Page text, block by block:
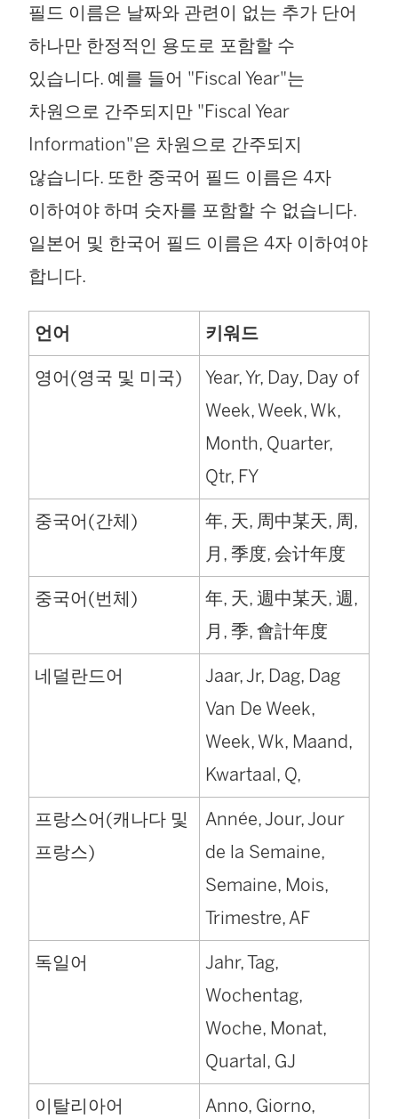
필드 이름은 날짜와 관련이 없는 추가 단어
하나만 한정적인 용도로 포함할 수
있습니다. 예를 들어 "Fiscal Year"는
차원으로 간주되지만 "Fiscal Year
Information"은 차원으로 간주되지
않습니다. 또한 중국어 필드 이름은 4자
이하여야 하며 숫자를 포함할 수 없습니다.
일본어 및 한국어 필드 이름은 4자 이하여야
합니다.
언어 키워드
영어(영국 및 미국)
Year, Yr, Day, Day of
Week, Week, Wk,
Month, Quarter,
Qtr, FY
중국어(간체)
年, 天, 周中某天, 周,
月, 季度, 会计年度
중국어(번체)
年, 天, 週中某天, 週,
月, 季, 會計年度
네덜란드어
Jaar, Jr, Dag, Dag
Van De Week,
Week, Wk, Maand,
Kwartaal, Q,
프랑스어(캐나다 및
프랑스)
Année, Jour, Jour
de la Semaine,
Semaine, Mois,
Trimestre, AF
독일어
Jahr, Tag,
Wochentag,
Woche, Monat,
Quartal, GJ
이탈리아어 Anno, Giorno,